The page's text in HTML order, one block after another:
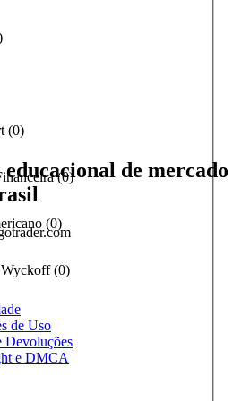
(0)
(0)
(0)
(0)
de mercado
de Uso
Devoluções
e DMCA